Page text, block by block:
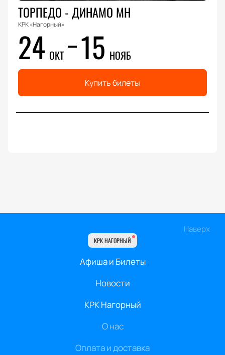
ТОРПЕДО - ДИНАМО МН
КРК «Нагорный»
24 ОКТ 15 НОЯБ
Купить билеты
Наверх
КРК НАГОРНЫЙ
Афиша и Билеты
Новости
КРК Нагорный
О нас
Оплата и доставка